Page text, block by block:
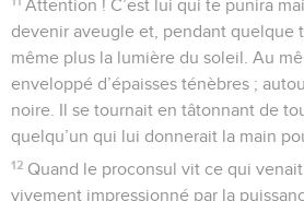
Attention ! C’est lui qui te punira
devenir aveugle et, pendant quelque
même plus la lumière du soleil. Au
enveloppé d’épaisses ténèbres ;
noire. Il se tournait en tâtonnant de
quelqu’un qui lui donnerait la main
12 Quand le proconsul vit ce qui
vivement impressionné par la